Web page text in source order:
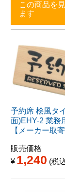
この商品を
ます
予約席 桧風タ
面)EHY-2 業務
【メーカー取寄
販売価格
¥ 1,240 税